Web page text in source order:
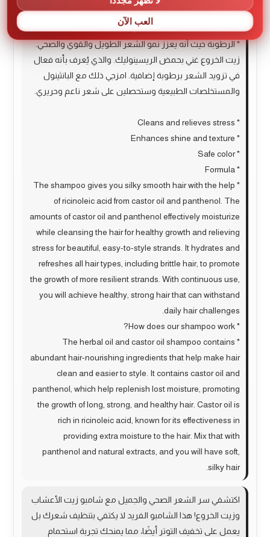
سهولة في التصفيف. يحتوي على زيت الخروع والبانثينول الذي
يساعد على تعويض ما فقده
* الرطوبة حيث أنه يعزز نمو الشعر الطويل والقوي والصحي.
زيت الخروع غني بحمض الريسينوليك. والذي يُعرف بأنه فعال
في تزويد الشعر برطوبة إضافية. امزجي ذلك مع البانثينول
والمستخلصات الطبيعية وستحصلين على شعر ناعم وحريري.
* Cleans and relieves stress
* Enhances shine and texture
* Safe color
* Formula
* The shampoo gives you silky smooth hair with the help
of ricinoleic acid from castor oil and panthenol. The
amounts of castor oil and panthenol effectively moisturize
while cleansing the hair for healthy growth and relieving
stress for beautiful, easy-to-style strands. It hydrates and
refreshes all hair types, including brittle hair, to promote
the growth of more resilient strands. With continuous use,
you will achieve healthy, strong hair that can withstand
daily hair challenges.
* How does our shampoo work?
* The herbal oil and castor oil shampoo contains
abundant hair-nourishing ingredients that help make hair
clean and easier to style. It contains castor oil and
panthenol, which help replenish lost moisture, promoting
the growth of long, strong, and healthy hair. Castor oil is
rich in ricinoleic acid, known for its effectiveness in
providing extra moisture to the hair. Mix that with
panthenol and natural extracts, and you will have soft,
silky hair.
اكتشفي سر الشعر الصحي والجميل مع شامبو زيت الأعشاب
وزيت الخروع! هذا الشامبو الفريد لا يكتفي بتنظيف شعرك بل
يعمل على تخفيف التوتر أيضًا، مما يمنحك تجربة استحمام
العب الآن